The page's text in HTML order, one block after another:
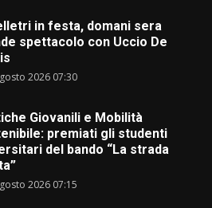
in festa, domani sera
spettacolo con Uccio De
2026 07:30
Giovanili e Mobilità
premiati gli studenti
del bando “La strada
2026 07:15